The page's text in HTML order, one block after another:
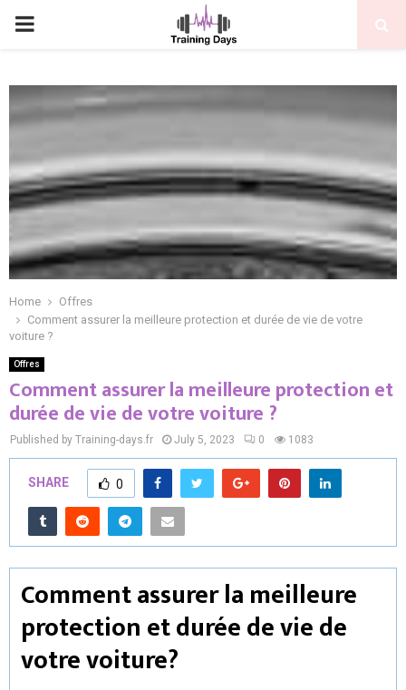
PRIMARY
Home
Offres
Comment assurer la meilleure protection et durée de vie de votre
voiture ?
Offres
Comment assurer la meilleure protection et
durée de vie de votre voiture ?
Published by Training-days.fr July 5, 2023 0 1083
SHARE 0
Comment assurer la meilleure
protection et durée de vie de
votre voiture?